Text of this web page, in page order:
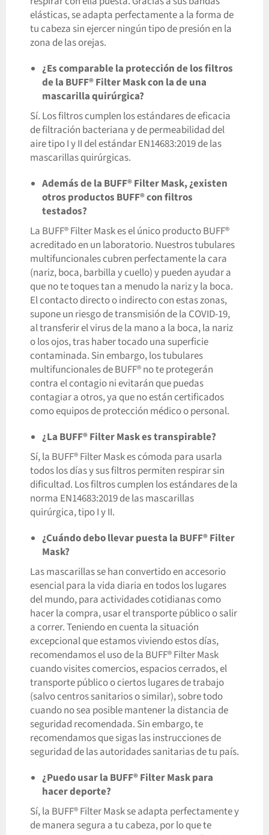
elásticas, se adapta perfectamente a la forma de
tu cabeza sin ejercer ningún tipo de presión en la
zona de las orejas.
¿Es comparable la protección de los filtros
de la BUFF® Filter Mask con la de una
mascarilla quirúrgica?
Sí. Los filtros cumplen los estándares de eficacia
de filtración bacteriana y de permeabilidad del
aire tipo I y II del estándar EN14683:2019 de las
mascarillas quirúrgicas.
Además de la BUFF® Filter Mask, ¿existen
otros productos BUFF® con filtros
testados?
La BUFF® Filter Mask es el único producto BUFF®
acreditado en un laboratorio. Nuestros tubulares
multifuncionales cubren perfectamente la cara
(nariz, boca, barbilla y cuello) y pueden ayudar a
que no te toques tan a menudo la nariz y la boca.
El contacto directo o indirecto con estas zonas,
supone un riesgo de transmisión de la COVID-19,
al transferir el virus de la mano a la boca, la nariz
o los ojos, tras haber tocado una superficie
contaminada. Sin embargo, los tubulares
multifuncionales de BUFF® no te protegerán
contra el contagio ni evitarán que puedas
contagiar a otros, ya que no están certificados
como equipos de protección médico o personal.
¿La BUFF® Filter Mask es transpirable?
Sí, la BUFF® Filter Mask es cómoda para usarla
todos los días y sus filtros permiten respirar sin
dificultad. Los filtros cumplen los estándares de la
norma EN14683:2019 de las mascarillas
quirúrgica, tipo I y II.
¿Cuándo debo llevar puesta la BUFF® Filter
Mask?
Las mascarillas se han convertido en accesorio
esencial para la vida diaria en todos los lugares
del mundo, para actividades cotidianas como
hacer la compra, usar el transporte público o salir
a correr. Teniendo en cuenta la situación
excepcional que estamos viviendo estos días,
recomendamos el uso de la BUFF® Filter Mask
cuando visites comercios, espacios cerrados, el
transporte público o ciertos lugares de trabajo
(salvo centros sanitarios o similar), sobre todo
cuando no sea posible mantener la distancia de
seguridad recomendada. Sin embargo, te
recomendamos que sigas las instrucciones de
seguridad de las autoridades sanitarias de tu país.
¿Puedo usar la BUFF® Filter Mask para
hacer deporte?
Sí, la BUFF® Filter Mask se adapta perfectamente y
de manera segura a tu cabeza, por lo que te